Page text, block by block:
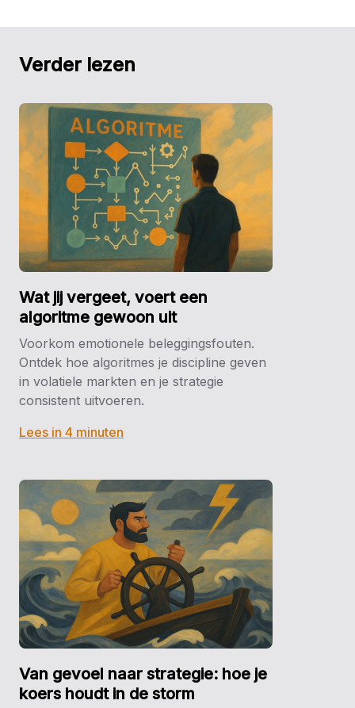
Verder lezen
Wat jij vergeet, voert een
algoritme gewoon uit
Voorkom emotionele beleggingsfouten.
Ontdek hoe algoritmes je discipline geven
in volatiele markten en je strategie
consistent uitvoeren.
Lees in 4 minuten
Van gevoel naar strategie: hoe je
koers houdt in de storm